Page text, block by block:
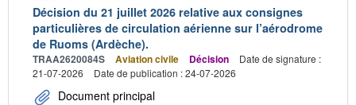
Décision du 21 juillet 2026 relative aux consignes
particulières de circulation aérienne sur l’aérodrome
de Ruoms (Ardèche).
TRAA2620084S Aviation civile Décision
Date de signature :
21-07-2026
Date de publication : 24-07-2026
Document principal